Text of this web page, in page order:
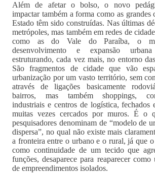
Além de afetar o bolso, o novo
impactar também a forma como as grandes
Estado têm sido construídas. Nas últimas
metrópoles, mas também em redes de
como as do Vale do Paraíba, o
desenvolvimento e expansão
estruturando, cada vez mais, no entorno
São fragmentos de cidade que vão
urbanização por um vasto território, sem
através de ligações basicamente
bairros, mas também shoppings,
industriais e centros de logística, fechados
muitas vezes cercados por muros. É o
pesquisadores denominam de “modelo de
dispersa”, no qual não existe mais
a fronteira entre o urbano e o rural, já que o
como continuidade de um tecido que
funções, desaparece para reaparecer como
de empreendimentos isolados.